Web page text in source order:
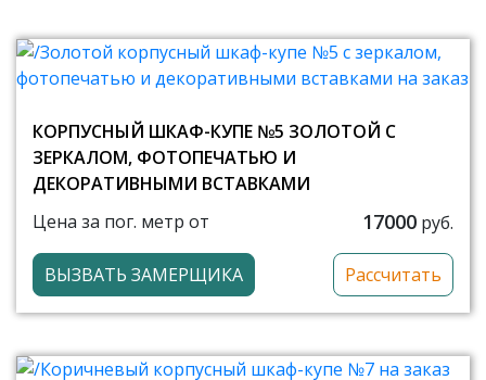
КОРПУСНЫЙ ШКАФ-КУПЕ №5 ЗОЛОТОЙ С
ЗЕРКАЛОМ, ФОТОПЕЧАТЬЮ И
ДЕКОРАТИВНЫМИ ВСТАВКАМИ
Цена за пог. метр от
17000 руб.
ВЫЗВАТЬ ЗАМЕРЩИКА Рассчитать